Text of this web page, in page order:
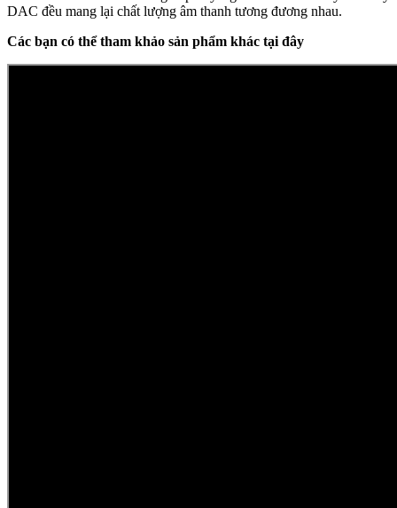
DAC đều mang lại chất lượng âm thanh tương đương nhau.
Các bạn có thể tham khảo sản phẩm khác tại đây